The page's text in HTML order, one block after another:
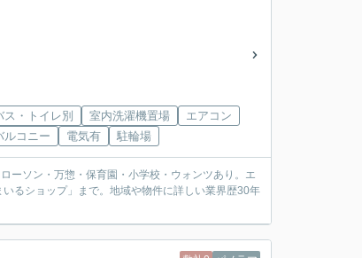
ス・トイレ別 室内洗濯機置場
エアコン
ルコニー
電気有 駐輪場
ーソン・万惣・保育園・小学校・ウォンツあり。エ
るショップ」まで。地域や物件に詳しい業界歴30年